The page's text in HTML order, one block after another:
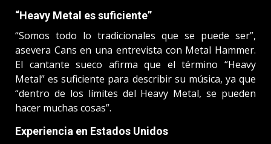
“Heavy Metal es suficiente”
“Somos todo lo tradicionales que se puede ser”,
asevera Cans en una entrevista con Metal Hammer.
El cantante sueco afirma que el término “Heavy
Metal” es suficiente para describir su música, ya que
“dentro de los límites del Heavy Metal, se pueden
hacer muchas cosas”.
Experiencia en Estados Unidos